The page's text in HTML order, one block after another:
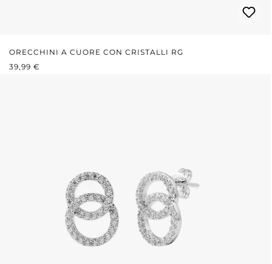
ORECCHINI A CUORE CON CRISTALLI RG
PREZZO NORMALE:
39,99 €